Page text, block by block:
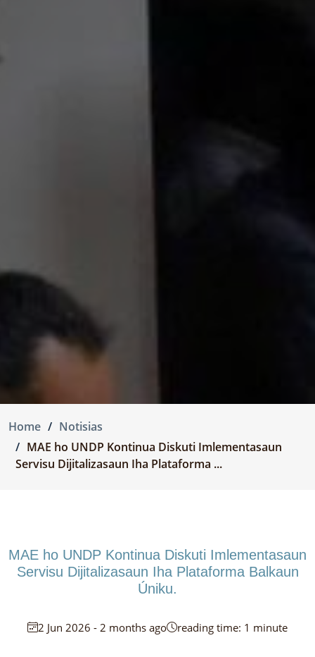
Home
Notisias
MAE ho UNDP Kontinua Diskuti Imlementasaun
Servisu Dijitalizasaun Iha Plataforma ...
MAE ho UNDP Kontinua Diskuti Imlementasaun
Servisu Dijitalizasaun Iha Plataforma Balkaun
Úniku.
2 Jun 2026 - 2 months ago reading time: 1 minute